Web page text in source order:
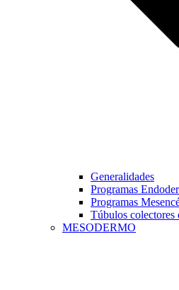
Generalidades
Programas
Programas
Túbulos colectores
MESODERMO